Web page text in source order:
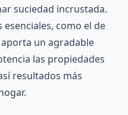
suciedad incrustada.
como el de
un agradable
las propiedades
resultados más